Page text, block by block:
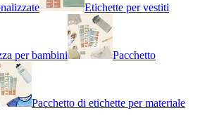
Etichette per vestiti
per bambini Pacchetto
Pacchetto di etichette per materiale